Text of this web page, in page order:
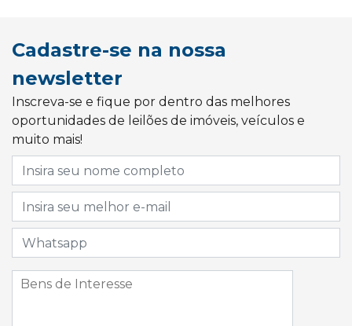
Cadastre-se na nossa
newsletter
Inscreva-se e fique por dentro das melhores
oportunidades de leilões de imóveis, veículos e
muito mais!